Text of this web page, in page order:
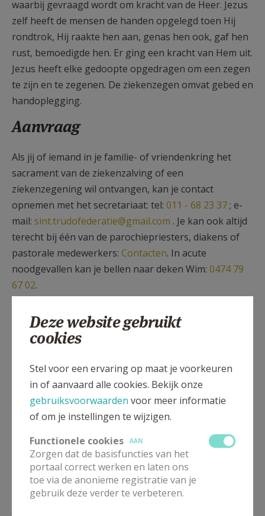
waarbij gevraagd wordt om kracht van de Heer. Jezus
zelf heeft de mensen de handen opgelegd toen Hij
rondtrok, Hij raakte hen aan, genas hen ook, gaf hen
rust, bemoedigde hen. Er ging een kracht van Hem uit.
Jezus heeft elke gedoopte opgedragen om een zegen
te zijn en te zegenen. De ziekenzegen omvat gebed en
handoplegging.
Aanvraag
Als jij of iemand in je familie- of vriendenkring het
sacrament van de ziekenzalving of een
ziekenzegening wil ontvangen, kan je contact
opnemen met het secretariaat: tel: 011 - 68 23 37; e-
mail: sint.trudofederatie@gmail.com . Je kan ook altijd
terecht bij één van de parochiepriesters, diakens of
pastorale medewerkers: Contacten. In acute
noodgevallen kan je bellen naar deken Wim: 0474 79
67 02.
weekdagen overdag altijd een ziekenhuispastor
aanwezig. Meer info:
Meer uitgebreide informatie vind je op de website van
de Interdiocesane Dienst voor Gezinspastoraal:
Ziekenzalving.
Deze website gebruikt
cookies
Stel voor een ervaring op maat je voorkeuren
in of aanvaard alle cookies. Bekijk onze
gebruiksvoorwaarden voor meer informatie
of om je instellingen te wijzigen.
Functionele cookies
AAN
Zorgen dat de basisfuncties van het
portaal correct werken en laten ons
toe via de anonieme registratie van je
gebruik deze verder te verbeteren.